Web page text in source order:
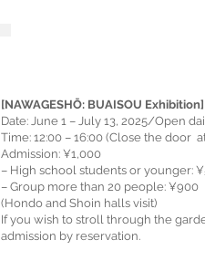
[NAWAGESHŌ: BUAISOU Exhibition]
Date: June 1 – July 13, 2025/Open
Time: 12:00 – 16:00 (Close the door
Admission: ¥1,000
– High school students or younger:
– Group more than 20 people: ¥900
(Hondo and Shoin halls visit)
If you wish to stroll through the
admission by reservation.